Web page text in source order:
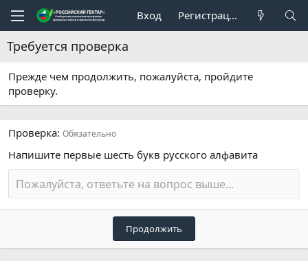
Вход Регистрация
Требуется проверка
Прежде чем продолжить, пожалуйста, пройдите
проверку.
Проверка Обязательно
Напишите первые шесть букв русского алфавита
Продолжить